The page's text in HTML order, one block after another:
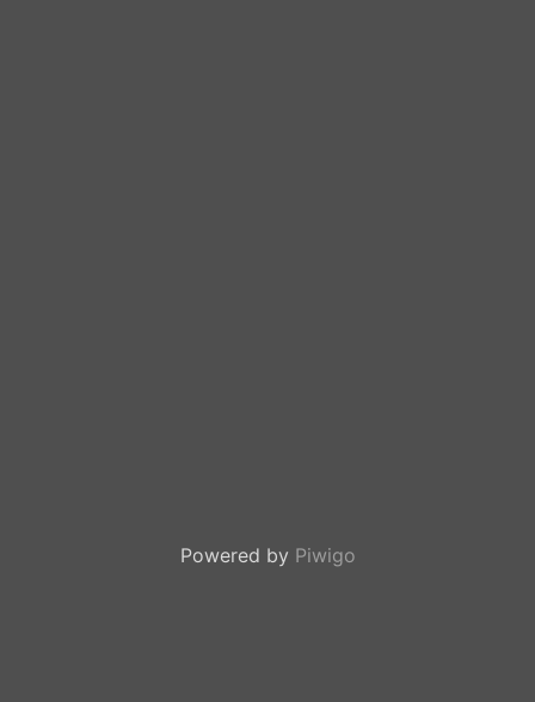
Powered by Piwigo